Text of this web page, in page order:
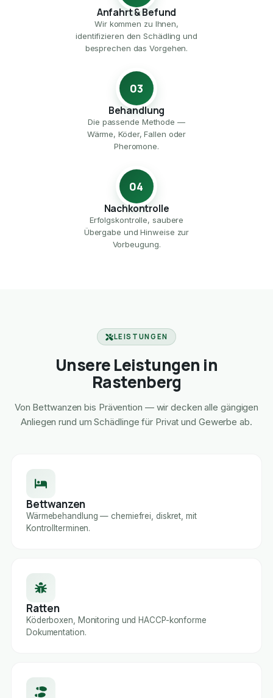
Anfahrt & Befund
Wir kommen zu Ihnen,
identifizieren den Schädling und
besprechen das Vorgehen.
03
Behandlung
Die passende Methode —
Wärme, Köder, Fallen oder
Pheromone.
04
Nachkontrolle
Erfolgskontrolle, saubere
Übergabe und Hinweise zur
Vorbeugung.
LEISTUNGEN
Unsere Leistungen in
Rastenberg
Von Bettwanzen bis Prävention — wir decken alle gängigen
Anliegen rund um Schädlinge für Privat und Gewerbe ab.
Bettwanzen
Wärmebehandlung — chemiefrei, diskret, mit
Kontrollterminen.
Ratten
Köderboxen, Monitoring und HACCP-konforme
Dokumentation.